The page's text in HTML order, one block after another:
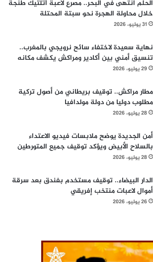
الحلم انتهى في البحر.. مصرع لاعبة أتلتيك طنجة
خلال محاولة الهجرة نحو سبتة المحتلة
31 يوليو، 2026
نهاية سعيدة لاختفاء سائح نرويجي بالمغرب..
تنسيق أمني بين أكادير ومراكش يكشف مكانه
29 يوليو، 2026
مطار مراكش.. توقيف بريطاني من أصول تركية
مطلوب دوليا من دولة مولدافيا
28 يوليو، 2026
أمن الجديدة يوضح ملابسات فيديو الاعتداء
بالسلاح الأبيض ويؤكد توقيف جميع المتورطين
28 يوليو، 2026
الدار البيضاء.. توقيف مستخدم بفندق بعد سرقة
أموال لاعبات منتخب إفريقي
26 يوليو، 2026